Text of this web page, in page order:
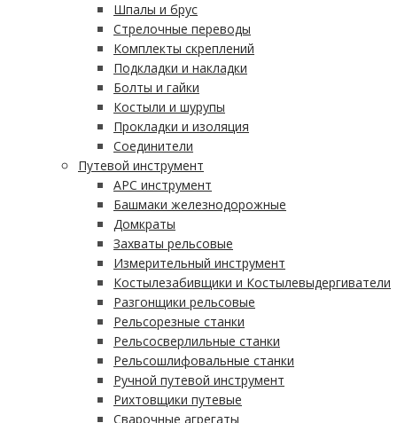
Шпалы и брус
Стрелочные переводы
Комплекты скреплений
Подкладки и накладки
Болты и гайки
Костыли и шурупы
Прокладки и изоляция
Соединители
Путевой инструмент
АРС инструмент
Башмаки железнодорожные
Домкраты
Захваты рельсовые
Измерительный инструмент
Костылезабивщики и Костылевыдергиватели
Разгонщики рельсовые
Рельсорезные станки
Рельсосверлильные станки
Рельсошлифовальные станки
Ручной путевой инструмент
Рихтовщики путевые
Сварочные агрегаты